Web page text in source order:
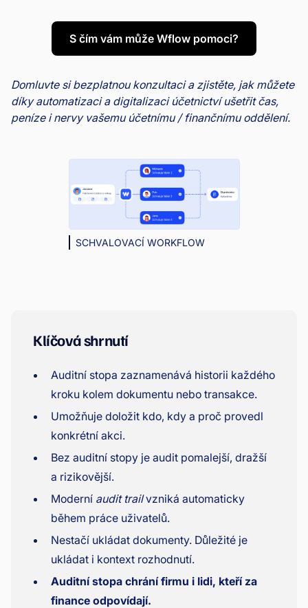
S čím vám může Wflow pomoci?
Domluvte si bezplatnou konzultaci a zjistěte, jak můžete
díky automatizaci a digitalizaci účetnictví ušetřit čas,
peníze i nervy vašemu účetnímu / finančnímu oddělení.
SCHVALOVACÍ WORKFLOW
Klíčová shrnutí
Auditní stopa zaznamenává historii každého
kroku kolem dokumentu nebo transakce.
Umožňuje doložit kdo, kdy a proč provedl
konkrétní akci.
Bez auditní stopy je audit pomalejší, dražší
a rizikovější.
Moderní audit trailvzniká automaticky
během práce uživatelů.
Nestačí ukládat dokumenty. Důležité je
ukládat i kontext rozhodnutí.
Auditní stopa chrání firmu i lidi, kteří za
finance odpovídají.